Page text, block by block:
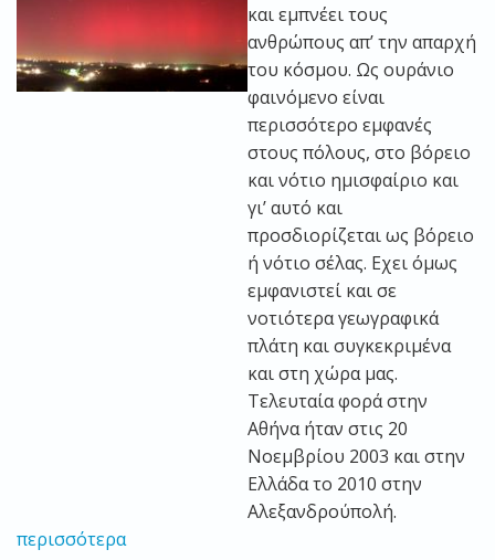
και εμπνέει τους
ανθρώπους απ’ την απαρχή
του κόσμου. Ως ουράνιο
φαινόμενο είναι
περισσότερο εμφανές
στους πόλους, στο βόρειο
και νότιο ημισφαίριο και
γι’ αυτό και
προσδιορίζεται ως βόρειο
ή νότιο σέλας. Εχει όμως
εμφανιστεί και σε
νοτιότερα γεωγραφικά
πλάτη και συγκεκριμένα
και στη χώρα μας.
Τελευταία φορά στην
Αθήνα ήταν στις 20
Νοεμβρίου 2003 και στην
Ελλάδα το 2010 στην
Αλεξανδρούπολή.
περισσότερα